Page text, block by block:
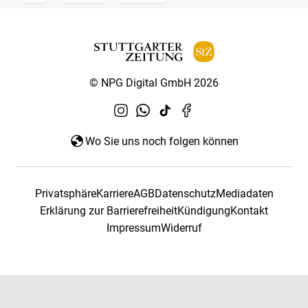
© NPG Digital GmbH 2026
Wo Sie uns noch folgen können
PrivatsphäreKarriereAGBDatenschutzMediadaten
Erklärung zur BarrierefreiheitKündigungKontakt
ImpressumWiderruf